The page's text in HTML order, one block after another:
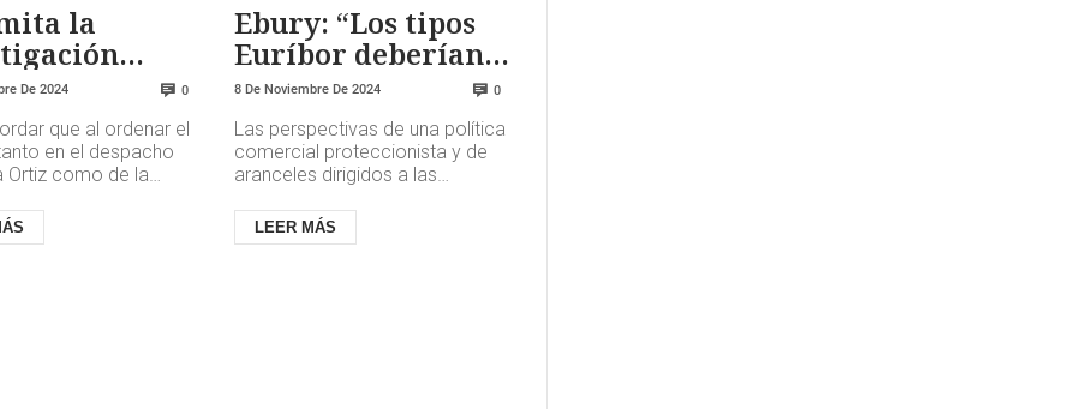
la
García Ortiz
De 2024 0
que al ordenar el
en el despacho
Ortiz como de la
auto...
Ebury: “Los tipos
Euríbor deberían
proseguir su suave
descenso hacia el
2%”
8 De Noviembre De 2024 0
Las perspectivas de una política
comercial proteccionista y de
aranceles dirigidos a las
europeas, en particular las d...
LEER MÁS